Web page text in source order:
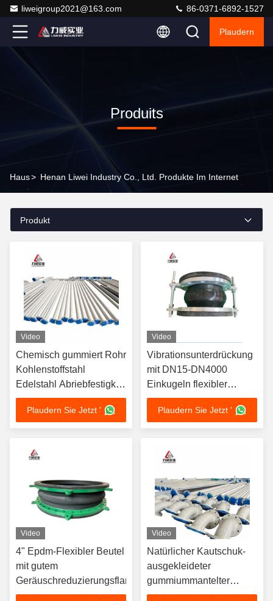
liweigroup2021@163.com 86-0371-6892-1527
Plaudern
Produits
Haus> Henan Liwei Industry Co., Ltd. Produkte Im Internet
Produkt
Video
Chemisch gummiert Rohr
Kohlenstoffstahl
Edelstahl Abriebfestigkeit
Hoch Entwickelt für
Langlebigkeit Industrie
Plaudern Sie Jetzt '
Video
Vibrationsunterdrückung
mit DN15-DN4000
Einkugeln flexibler
Gummiverbindungen
Plaudern Sie Jetzt '
Video
4" Epdm-Flexibler Beutel
mit gutem
Geräuschreduzierungsflansch
Video
Natürlicher Kautschuk-
ausgekleideter
gummiummantelter
Rohrleitung Ideale Wahl